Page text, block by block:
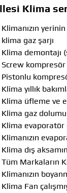
Klima
gaz şarjı
demontajı
yıllık
üfleme ve
gaz
dış
Markaların
Fan